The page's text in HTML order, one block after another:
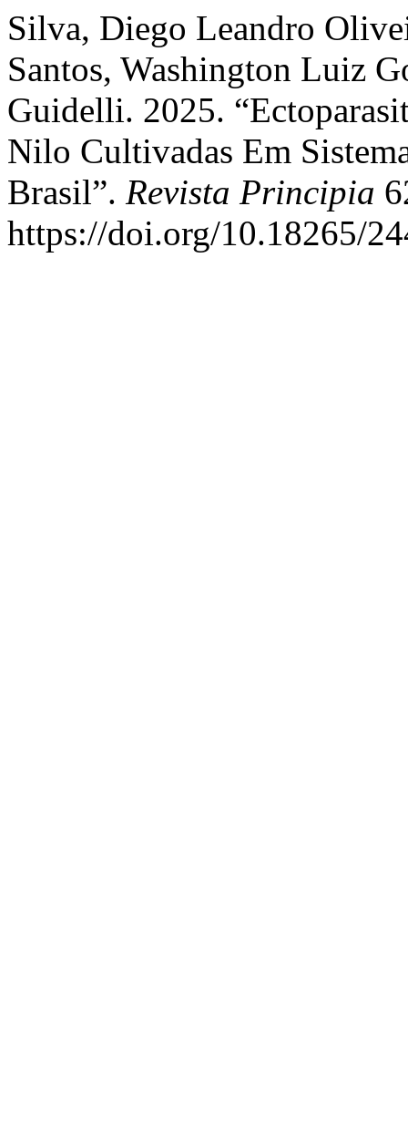
Silva, Diego Leandro
Santos, Washington Luiz
Guidelli. 2025.
Nilo Cultivadas Em
Brasil”. Revista Principia
https://doi.org/10.18265/